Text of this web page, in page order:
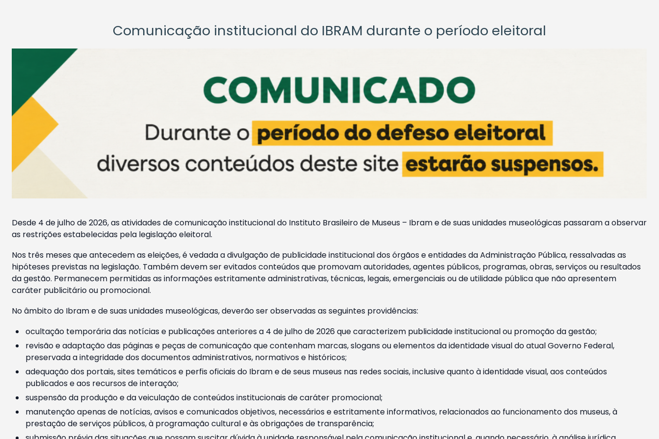
Comunicação institucional do IBRAM durante o período eleitoral
Desde 4 de julho de 2026, as atividades de comunicação institucional do Instituto Brasileiro de Museus – Ibram e de suas unidades museológicas passaram a observar
as restrições estabelecidas pela legislação eleitoral.
Nos três meses que antecedem as eleições, é vedada a divulgação de publicidade institucional dos órgãos e entidades da Administração Pública, ressalvadas as
hipóteses previstas na legislação. Também devem ser evitados conteúdos que promovam autoridades, agentes públicos, programas, obras, serviços ou resultados
da gestão. Permanecem permitidas as informações estritamente administrativas, técnicas, legais, emergenciais ou de utilidade pública que não apresentem
caráter publicitário ou promocional.
No âmbito do Ibram e de suas unidades museológicas, deverão ser observadas as seguintes providências:
ocultação temporária das notícias e publicações anteriores a 4 de julho de 2026 que caracterizem publicidade institucional ou promoção da gestão;
revisão e adaptação das páginas e peças de comunicação que contenham marcas, slogans ou elementos da identidade visual do atual Governo Federal,
preservada a integridade dos documentos administrativos, normativos e históricos;
adequação dos portais, sites temáticos e perfis oficiais do Ibram e de seus museus nas redes sociais, inclusive quanto à identidade visual, aos conteúdos
publicados e aos recursos de interação;
suspensão da produção e da veiculação de conteúdos institucionais de caráter promocional;
manutenção apenas de notícias, avisos e comunicados objetivos, necessários e estritamente informativos, relacionados ao funcionamento dos museus, à
prestação de serviços públicos, à programação cultural e às obrigações de transparência;